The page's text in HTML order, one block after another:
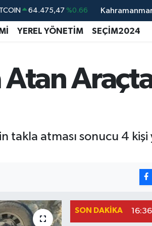
DOLAR 47,5971 %0.05
EURO 55,1336 %0.18
ALTIN %0.39
BİST100 13.703 %0
YEREL YÖNETİM SEÇİM2024
Atan
takla atması sonucu 4
SON DAKIKA
16:36